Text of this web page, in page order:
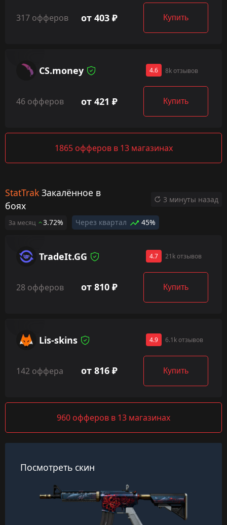
317 офферов от 403 ₽ Купить
CS.money 4.6 8k отзывов
46 офферов от 421 ₽ Купить
1865 офферов в 13 магазинах
StatTrak Закалённое в
боях
За месяц 3.72% Через квартал 45%
3 минуты назад
TradeIt.GG 4.7 21k отзывов
28 офферов от 810 ₽ Купить
Lis-skins 4.9 6.1k отзывов
142 оффера от 816 ₽ Купить
960 офферов в 13 магазинах
Посмотреть скин